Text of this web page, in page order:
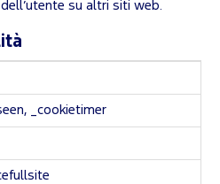
su altri siti web.
_cookietimer